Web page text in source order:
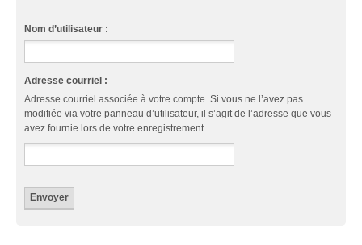
Nom d’utilisateur :
Adresse courriel :
Adresse courriel associée à votre compte. Si vous ne l’avez pas
modifiée via votre panneau d’utilisateur, il s’agit de l’adresse que vous
avez fournie lors de votre enregistrement.